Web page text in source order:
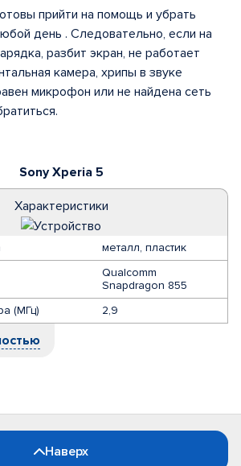
Sony Xperia 5
Характеристики
металл, пластик
Qualcomm
Snapdragon 855
(МГц)
2,9
прийти на помощь и убрать
день . Следовательно, если на
разбит экран, не работает
камера, хрипы в звуке
микрофон или не найдена сеть
Наверх